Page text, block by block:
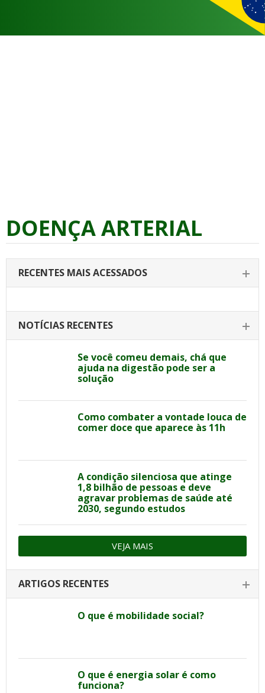
DOENÇA ARTERIAL
RECENTES MAIS ACESSADOS
NOTÍCIAS RECENTES
Se você comeu demais, chá que
ajuda na digestão pode ser a
solução
Como combater a vontade louca de
comer doce que aparece às 11h
A condição silenciosa que atinge
1,8 bilhão de pessoas e deve
agravar problemas de saúde até
2030, segundo estudos
VEJA MAIS
ARTIGOS RECENTES
O que é mobilidade social?
O que é energia solar é como
funciona?